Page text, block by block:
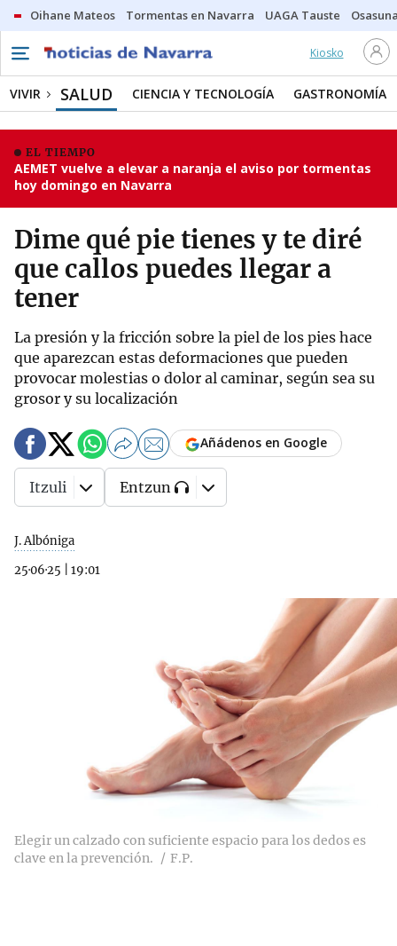
Oihane Mateos Tormentas en Navarra UAGA Tauste
Kiosko
VIVIR SALUD CIENCIA Y TECNOLOGÍA GASTRONOMÍA
EL TIEMPO
AEMET vuelve a elevar a naranja el aviso por tormentas
hoy domingo en Navarra
Dime qué pie tienes y te diré
que callos puedes llegar a
tener
La presión y la fricción sobre la piel de los pies hace
que aparezcan estas deformaciones que pueden
provocar molestias o dolor al caminar, según sea su
grosor y su localización
J. Albóniga
25·06·25
19:01
Añádenos en Google
Itzuli Entzun
Elegir un calzado con suficiente espacio para los dedos es
clave en la prevención.
F.P.